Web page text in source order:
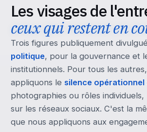
Les visages de
ceux qui restent en
Trois figures publiquement
politique, pour la gouvernance et
institutionnels. Pour tous les
appliquons le silence opérationnel
photographies ou rôles individuels,
sur les réseaux sociaux. C'est la
que nous appliquons aux